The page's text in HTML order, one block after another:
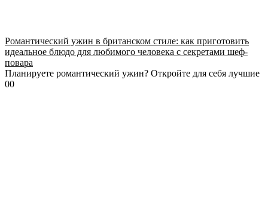
Романтический ужин в британском стиле: как приготовить
идеальное блюдо для любимого человека с секретами шеф-
повара
Планируете романтический ужин? Откройте для себя лучшие
00